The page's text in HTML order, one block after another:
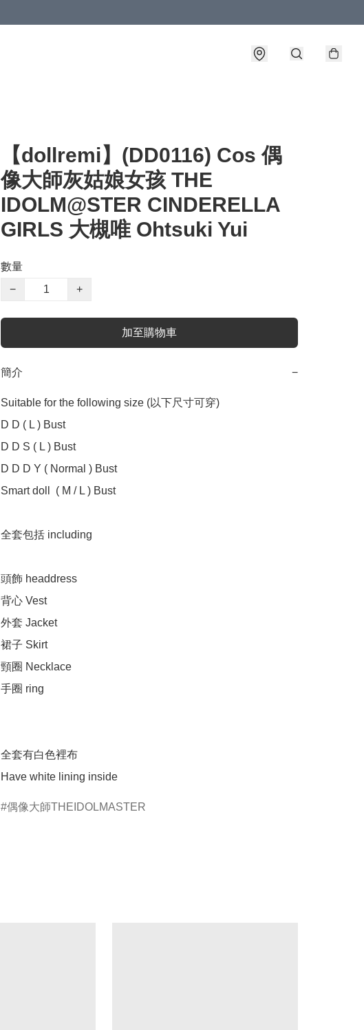
【dollremi】(DD0116) Cos 偶
像大師灰姑娘女孩 THE
IDOLM@STER CINDERELLA
GIRLS 大槻唯 Ohtsuki Yui
數量
−
+
加至購物車
簡介 −
Suitable for the following size (以下尺寸可穿)
D D ( L ) Bust
D D S ( L ) Bust
D D D Y ( Normal ) Bust
Smart doll  ( M / L ) Bust
全套包括 including
頭飾 headdress
背心 Vest
外套 Jacket
裙子 Skirt
頸圈 Necklace
手圈 ring
全套有白色裡布
Have white lining inside
偶像大師THEIDOLMASTER